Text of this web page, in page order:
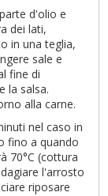
d'olio e
dei lati,
in una teglia,
sale e
fine di
la salsa.
alla carne.
nel caso in
fino a quando
70°C (cottura
l'arrosto
riposare